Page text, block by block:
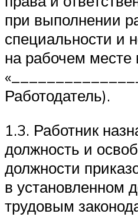
при выполнении
специальности и
на рабочем месте
Работодатель).
1.3. Работник
должность и
должности
в установленном
трудовым